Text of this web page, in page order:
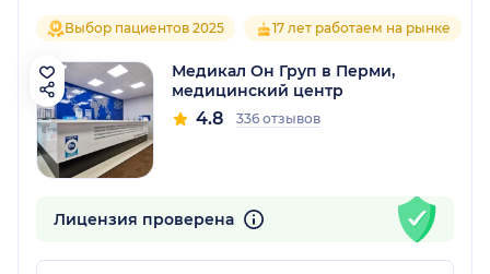
Выбор пациентов 2025 17 лет работаем на рынке
Медикал Он Груп в Перми,
медицинский центр
4.8 336 отзывов
Лицензия проверена